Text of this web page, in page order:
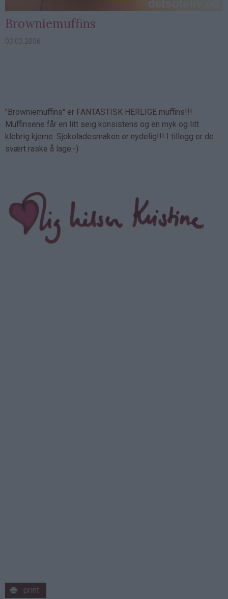
Browniemuffins
03.03.2006
"Browniemuffins" er FANTASTISK HERLIGE muffins!!!
Muffinsene får en litt seig konsistens og en myk og litt
klebrig kjerne. Sjokoladesmaken er nydelig!!! I tillegg er de
svært raske å lage:-)
print